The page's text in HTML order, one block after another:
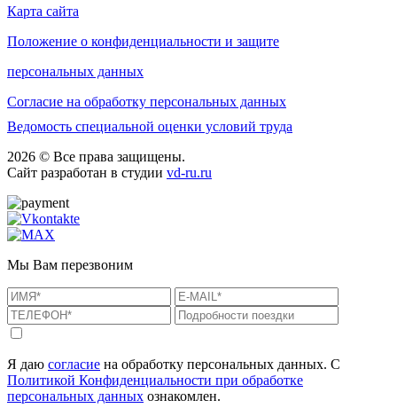
Карта сайта
Положение о конфиденциальности и защите
персональных данных
Согласие на обработку персональных данных
Ведомость специальной оценки условий труда
2026 © Все права защищены.
Сайт разработан в студии vd-ru.ru
Мы Вам перезвоним
Я даю согласие на обработку персональных данных. С
Политикой Конфиденциальности при обработке
персональных данных ознакомлен.